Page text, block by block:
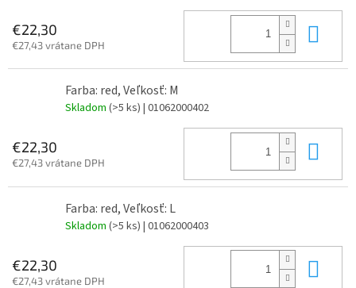
€22,30
€27,43 vrátane DPH
Farba: red, Veľkosť: M
Skladom (>5 ks) | 01062000402
€22,30
€27,43 vrátane DPH
Farba: red, Veľkosť: L
Skladom (>5 ks) | 01062000403
€22,30
€27,43 vrátane DPH